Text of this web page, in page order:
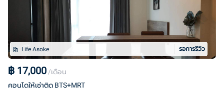
฿ 17,000 /เดือน
คอนโดให้เช่าติด BTS+MRT
Life Asoke รอการรีวิว